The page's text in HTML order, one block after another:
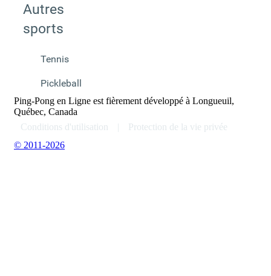
Autres
sports
Tennis
Pickleball
Ping-Pong en Ligne est fièrement développé à Longueuil,
Québec, Canada
Conditions d'utilisation
|
Protection de la vie privée
© 2011-2026